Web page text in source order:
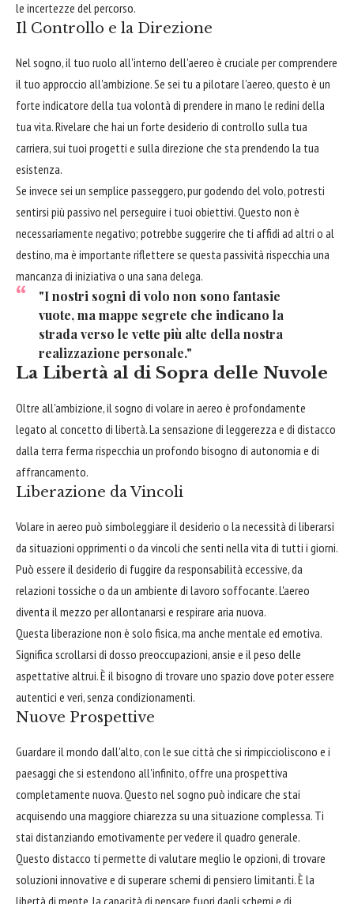
le incertezze del percorso.
Il Controllo e la Direzione
Nel sogno, il tuo ruolo all'interno dell'aereo è cruciale per comprendere
il tuo approccio all'ambizione. Se sei tu a pilotare l'aereo, questo è un
forte indicatore della tua volontà di prendere in mano le redini della
tua vita. Rivelare che hai un forte desiderio di controllo sulla tua
carriera, sui tuoi progetti e sulla direzione che sta prendendo la tua
esistenza.
Se invece sei un semplice passeggero, pur godendo del volo, potresti
sentirsi più passivo nel perseguire i tuoi obiettivi. Questo non è
necessariamente negativo; potrebbe suggerire che ti affidi ad altri o al
destino, ma è importante riflettere se questa passività rispecchia una
mancanza di iniziativa o una sana delega.
"I nostri sogni di volo non sono fantasie
vuote, ma mappe segrete che indicano la
strada verso le vette più alte della nostra
realizzazione personale."
La Libertà al di Sopra delle Nuvole
Oltre all'ambizione, il sogno di volare in aereo è profondamente
legato al concetto di libertà. La sensazione di leggerezza e di distacco
dalla terra ferma rispecchia un profondo bisogno di autonomia e di
affrancamento.
Liberazione da Vincoli
Volare in aereo può simboleggiare il desiderio o la necessità di liberarsi
da situazioni opprimenti o da vincoli che senti nella vita di tutti i giorni.
Può essere il desiderio di fuggire da responsabilità eccessive, da
relazioni tossiche o da un ambiente di lavoro soffocante. L'aereo
diventa il mezzo per allontanarsi e respirare aria nuova.
Questa liberazione non è solo fisica, ma anche mentale ed emotiva.
Significa scrollarsi di dosso preoccupazioni, ansie e il peso delle
aspettative altrui. È il bisogno di trovare uno spazio dove poter essere
autentici e veri, senza condizionamenti.
Nuove Prospettive
Guardare il mondo dall'alto, con le sue città che si rimpiccioliscono e i
paesaggi che si estendono all'infinito, offre una prospettiva
completamente nuova. Questo nel sogno può indicare che stai
acquisendo una maggiore chiarezza su una situazione complessa. Ti
stai distanziando emotivamente per vedere il quadro generale.
Questo distacco ti permette di valutare meglio le opzioni, di trovare
soluzioni innovative e di superare schemi di pensiero limitanti. È la